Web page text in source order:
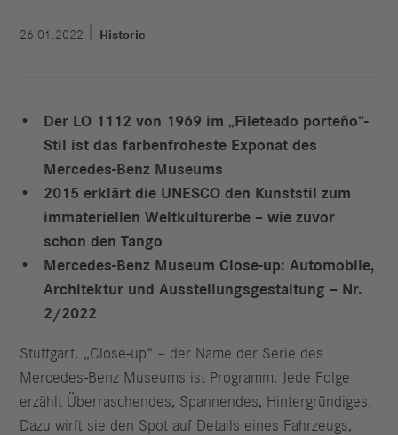
26.01.2022 Historie
Der LO 1112 von 1969 im „Fileteado porteño“-
Stil ist das farbenfroheste Exponat des
Mercedes-Benz Museums
2015 erklärt die UNESCO den Kunststil zum
immateriellen Weltkulturerbe – wie zuvor
schon den Tango
Mercedes-Benz Museum Close-up: Automobile,
Architektur und Ausstellungsgestaltung – Nr.
2/2022
Stuttgart. „Close-up“ – der Name der Serie des
Mercedes-Benz Museums ist Programm. Jede Folge
erzählt Überraschendes, Spannendes, Hintergründiges.
Dazu wirft sie den Spot auf Details eines Fahrzeugs,